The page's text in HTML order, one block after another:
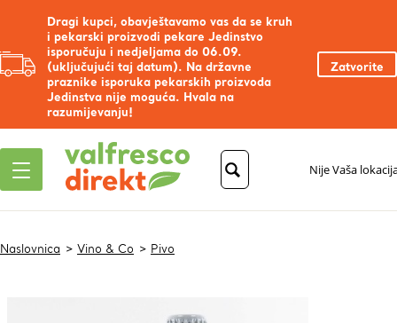
Dragi kupci, obavještavamo vas da se kruh
i pekarski proizvodi pekare Jedinstvo
isporučuju i nedjeljama do 06.09.
(uključujući taj datum). Na državne
praznike isporuka pekarskih proizvoda
Jedinstva nije moguća. Hvala na
razumijevanju!
Zatvorite
Nije Vaša
Naslovnica Vino & Co Pivo